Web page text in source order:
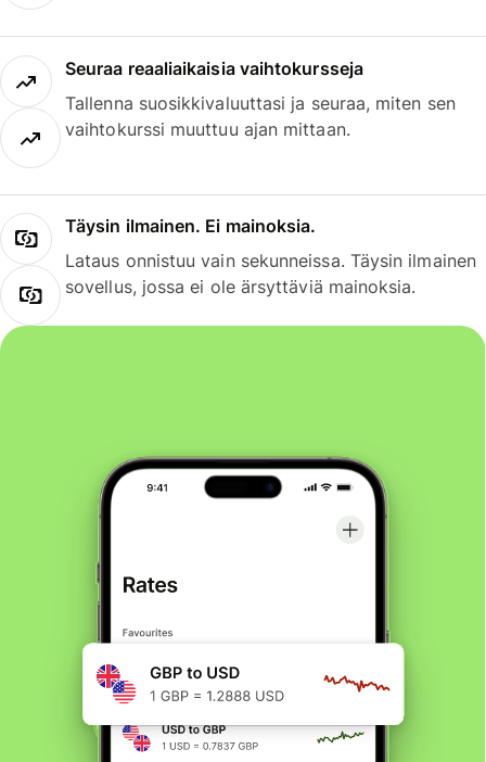
Seuraa reaaliaikaisia vaihtokursseja
Tallenna suosikkivaluuttasi ja seuraa, miten sen
vaihtokurssi muuttuu ajan mittaan.
Täysin ilmainen. Ei mainoksia.
Lataus onnistuu vain sekunneissa. Täysin ilmainen
sovellus, jossa ei ole ärsyttäviä mainoksia.